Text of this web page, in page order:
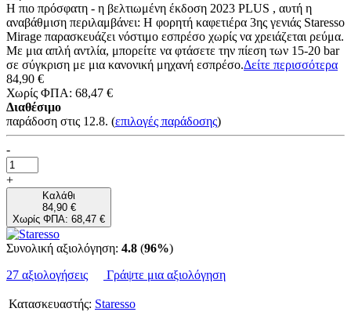
Η πιο πρόσφατη - η βελτιωμένη έκδοση 2023 PLUS , αυτή η
αναβάθμιση περιλαμβάνει: Η φορητή καφετιέρα 3ης γενιάς Staresso
Mirage παρασκευάζει νόστιμο εσπρέσο χωρίς να χρειάζεται ρεύμα.
Με μια απλή αντλία, μπορείτε να φτάσετε την πίεση των 15-20 bar
σε σύγκριση με μια κανονική μηχανή εσπρέσο.Δείτε περισσότερα
84,90 €
Χωρίς ΦΠΑ: 68,47 €
Διαθέσιμο
παράδοση στις 12.8. (επιλογές παράδοσης)
-
+
Καλάθι
84,90 €
Χωρίς ΦΠΑ: 68,47 €
Συνολική αξιολόγηση: 4.8 (96%)
27 αξιολογήσεις
Γράψτε μια αξιολόγηση
Κατασκευαστής: Staresso